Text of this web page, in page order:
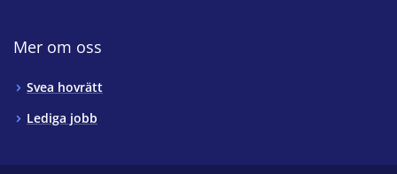
Mer om oss
Svea hovrätt
Lediga jobb